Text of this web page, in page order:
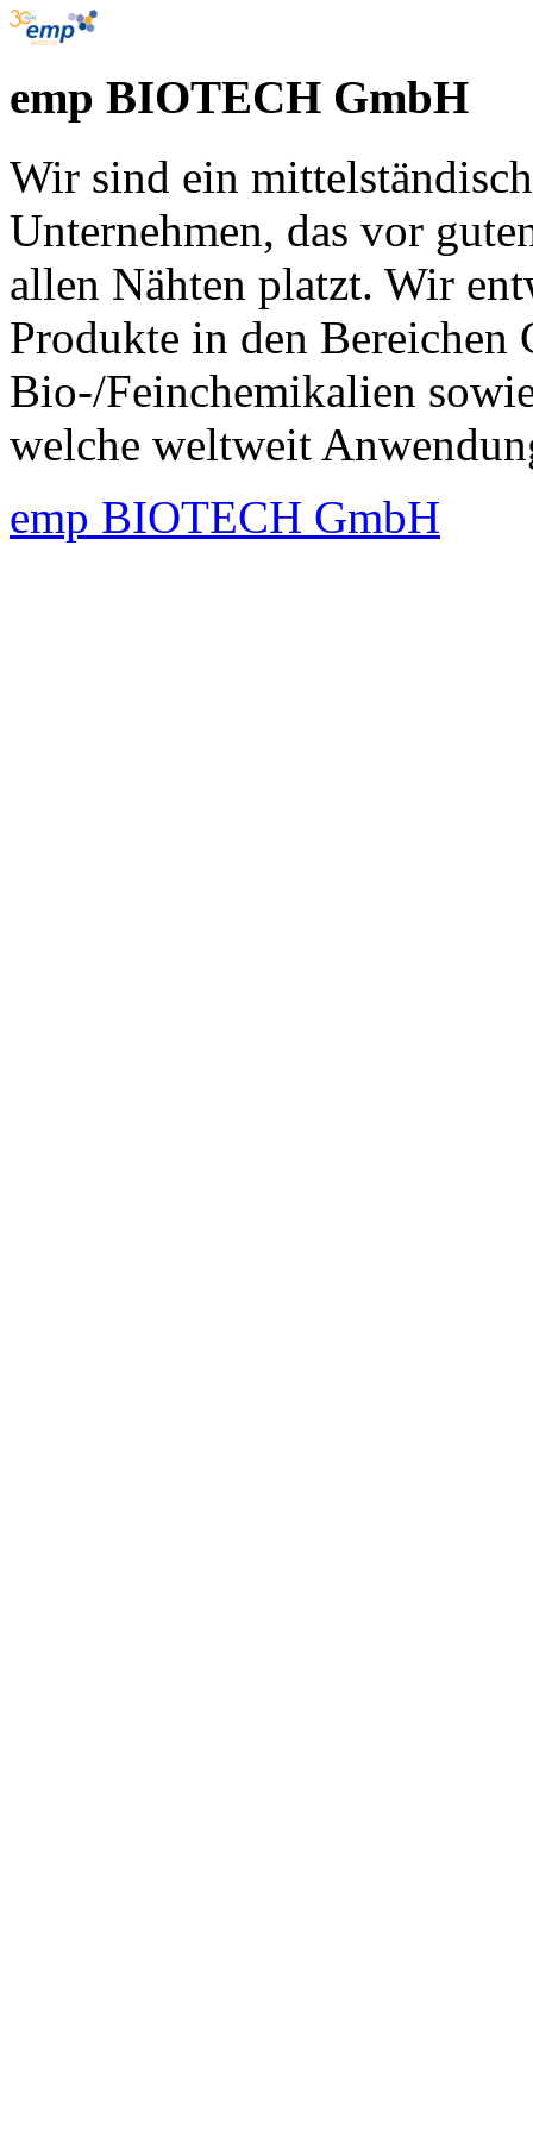
emp BIOTECH GmbH
Wir sind ein
Unternehmen, das vor
allen Nähten platzt. Wir
Produkte in den Bereichen
Bio-/Feinchemikalien
welche weltweit
emp BIOTECH GmbH